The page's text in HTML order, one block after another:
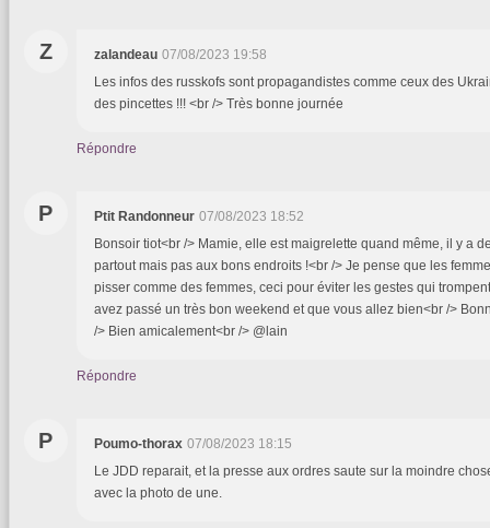
Z zalandeau 07/08/2023 19:58
Les infos des russkofs sont propagandistes comme ceux des
des pincettes !!! <br /> Très bonne journée
Répondre
P Ptit Randonneur 07/08/2023 18:52
Bonsoir tiot<br /> Mamie, elle est maigrelette quand même, il y a
partout mais pas aux bons endroits !<br /> Je pense que les
pisser comme des femmes, ceci pour éviter les gestes qui
avez passé un très bon weekend et que vous allez bien<br />
/> Bien amicalement<br /> @lain
Répondre
P Poumo-thorax 07/08/2023 18:15
Le JDD reparait, et la presse aux ordres saute sur la moindre
avec la photo de une.